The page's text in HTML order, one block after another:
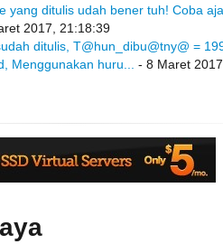
yang ditulis udah bener tuh! Coba
2017, 21:18:39
ditulis, T@hun_dibu@tny@ =
Menggunakan huru...
- 8 Maret